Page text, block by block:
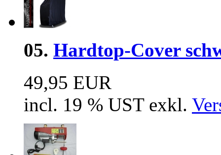
05. Hardtop-Cover
49,95 EUR
incl. 19 % UST exkl.